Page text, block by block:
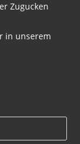
Zugucken
in unserem